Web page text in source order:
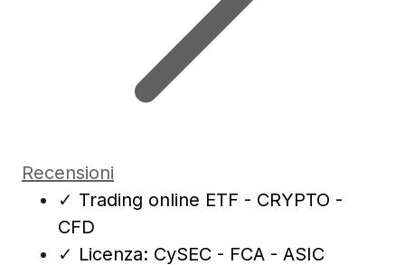
Recensioni
✓ Trading online ETF - CRYPTO -
CFD
✓ Licenza: CySEC - FCA - ASIC